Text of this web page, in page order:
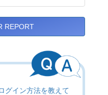
REPORT
グイン方法を教えて